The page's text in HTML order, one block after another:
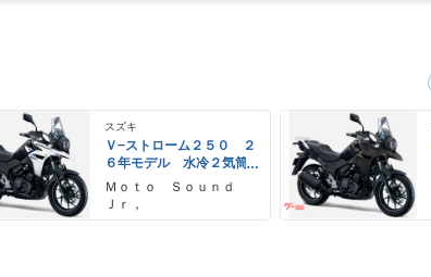
スズキ
Ｖ−ストローム２５０ ２
６年モデル 水冷２気筒
エンジン ＬＥＤヘッド
ライト標準装備
Ｍｏｔｏ Ｓｏｕｎｄ
Ｊｒ，